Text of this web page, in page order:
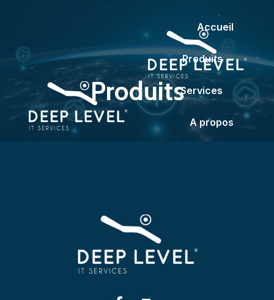
Accueil
Produits
Services
A propos
Produits